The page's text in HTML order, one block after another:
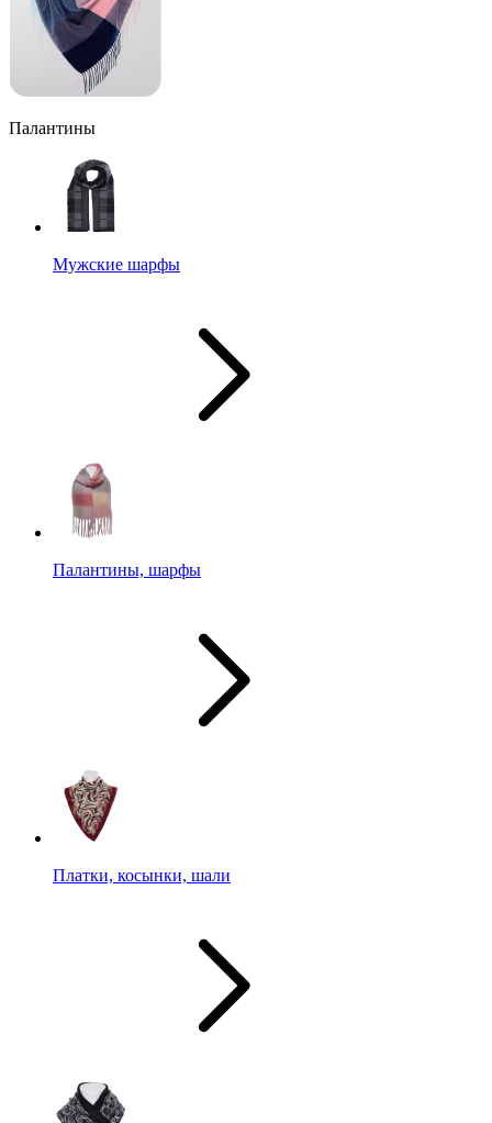
Палантины
Мужские шарфы
Палантины, шарфы
Платки, косынки, шали